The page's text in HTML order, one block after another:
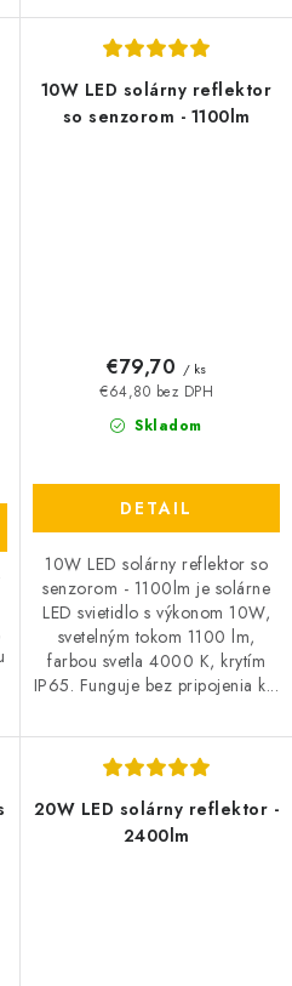
10W LED solárny reflektor
so senzorom - 1100lm
Skladom
€64,80 bez DPH
€79,70 / ks
DETAIL
10W LED solárny reflektor so
senzorom - 1100lm je solárne
LED svietidlo s výkonom 10W,
svetelným tokom 1100 lm,
farbou svetla 4000 K, krytím
IP65. Funguje bez pripojenia k...
20W LED solárny reflektor -
2400lm